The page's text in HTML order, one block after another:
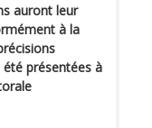
auront leur
à la
présentées à